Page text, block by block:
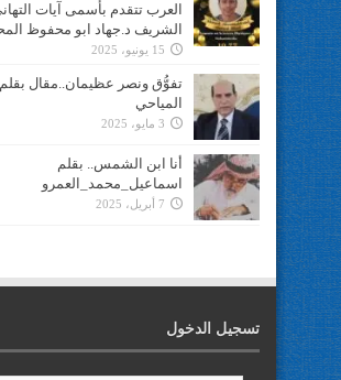
العرب تتقدم بأسمى آيات
الشريف د.جهاد ابو محفوظ
15 يونيو، 2025
تفوُّق ونصر عظيمان..مقال
المياحي
3 مايو، 2025
أنا ابن الشمس.. بقلم
اسماعيل_محمد_العمرو
7 أبريل، 2025
تسجيل الدخول